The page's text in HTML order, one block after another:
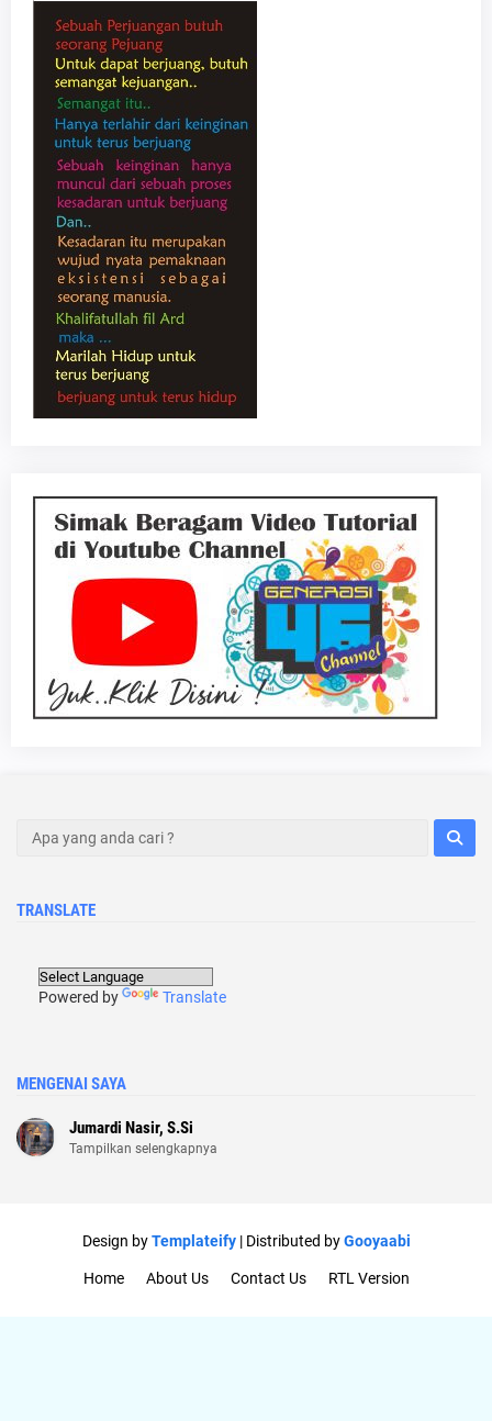
TRANSLATE
Powered by Translate
MENGENAI SAYA
Jumardi Nasir, S.Si
Tampilkan selengkapnya
Design byTemplateify| Distributed byGooyaabi
Home About Us Contact Us RTL Version